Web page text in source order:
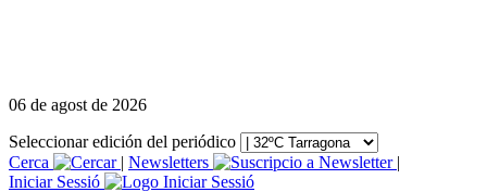
06 de agost de 2026
Seleccionar edición del periódico
Cerca
| Newsletters
|
Iniciar Sessió